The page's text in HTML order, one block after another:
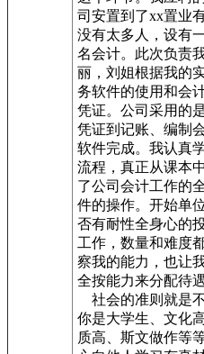
司安置到了xx置业
没有太多人，设有
名会计。此次负责
丽，刘姐根据我的
务软件的使用和会
凭证。公司采用的
凭证到记账、编制
软件完成。我认真
流程，真正从课本
了公司会计工作的
件的操作。开始单
否有耐性全身心的
工作，数量和难度
察我的能力，也让
全按能力来分配待
社会的准则就是
你是大学生、文化
质高、斯文做作等